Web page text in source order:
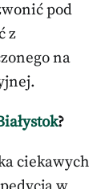
pod
z
na
?
ciekawych